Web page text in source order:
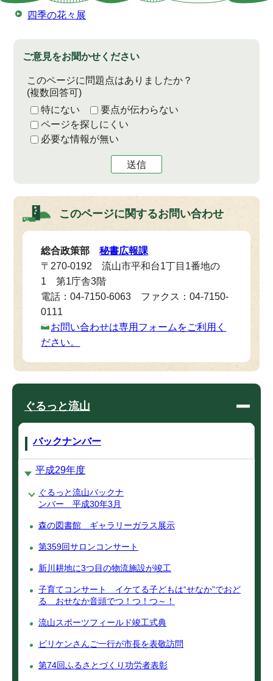
四季の花々展
ご意見をお聞かせください
このページに問題点はありましたか？
(複数回答可)
特にない
要点が伝わらない
ページを探しにくい
必要な情報が無い
送信
このページに関するお問い合わせ
総合政策部秘書広報課
〒270-0192 流山市平和台1丁目1番地の
1 第1庁舎3階
電話：04-7150-6063 ファクス：04-7150-
0111
お問い合わせは専用フォームをご利用く
ださい。
ぐるっと流山
バックナンバー
平成29年度
ぐるっと流山バックナ
ンバー 平成30年3月
森の図書館 ギャラリーガラス展示
第359回サロンコンサート
新川耕地に3つ目の物流施設が竣工
子育てコンサート イケてる子どもは“せなか”でおど
る おせなか音頭でつ！つ！つ～！
流山スポーツフィールド竣工式典
ビリケンさんご一行が市長を表敬訪問
第74回ふるさとづくり功労者表彰